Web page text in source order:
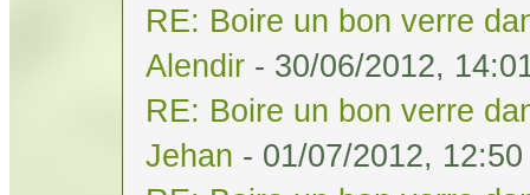
RE: Boire un bon verre
Alendir - 30/06/2012,
RE: Boire un bon verre
Jehan - 01/07/2012, 12:50